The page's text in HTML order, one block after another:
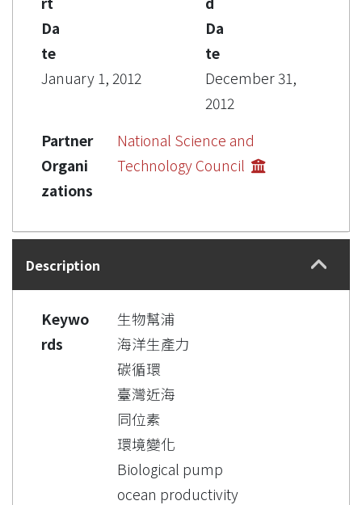
Da
te
January 1, 2012
Da
te
December 31,
2012
Partner
Organi
zations
National Science and
Technology Council
Description
Keywo
rds
生物幫浦
海洋生產力
碳循環
臺灣近海
同位素
環境變化
Biological pump
ocean productivity